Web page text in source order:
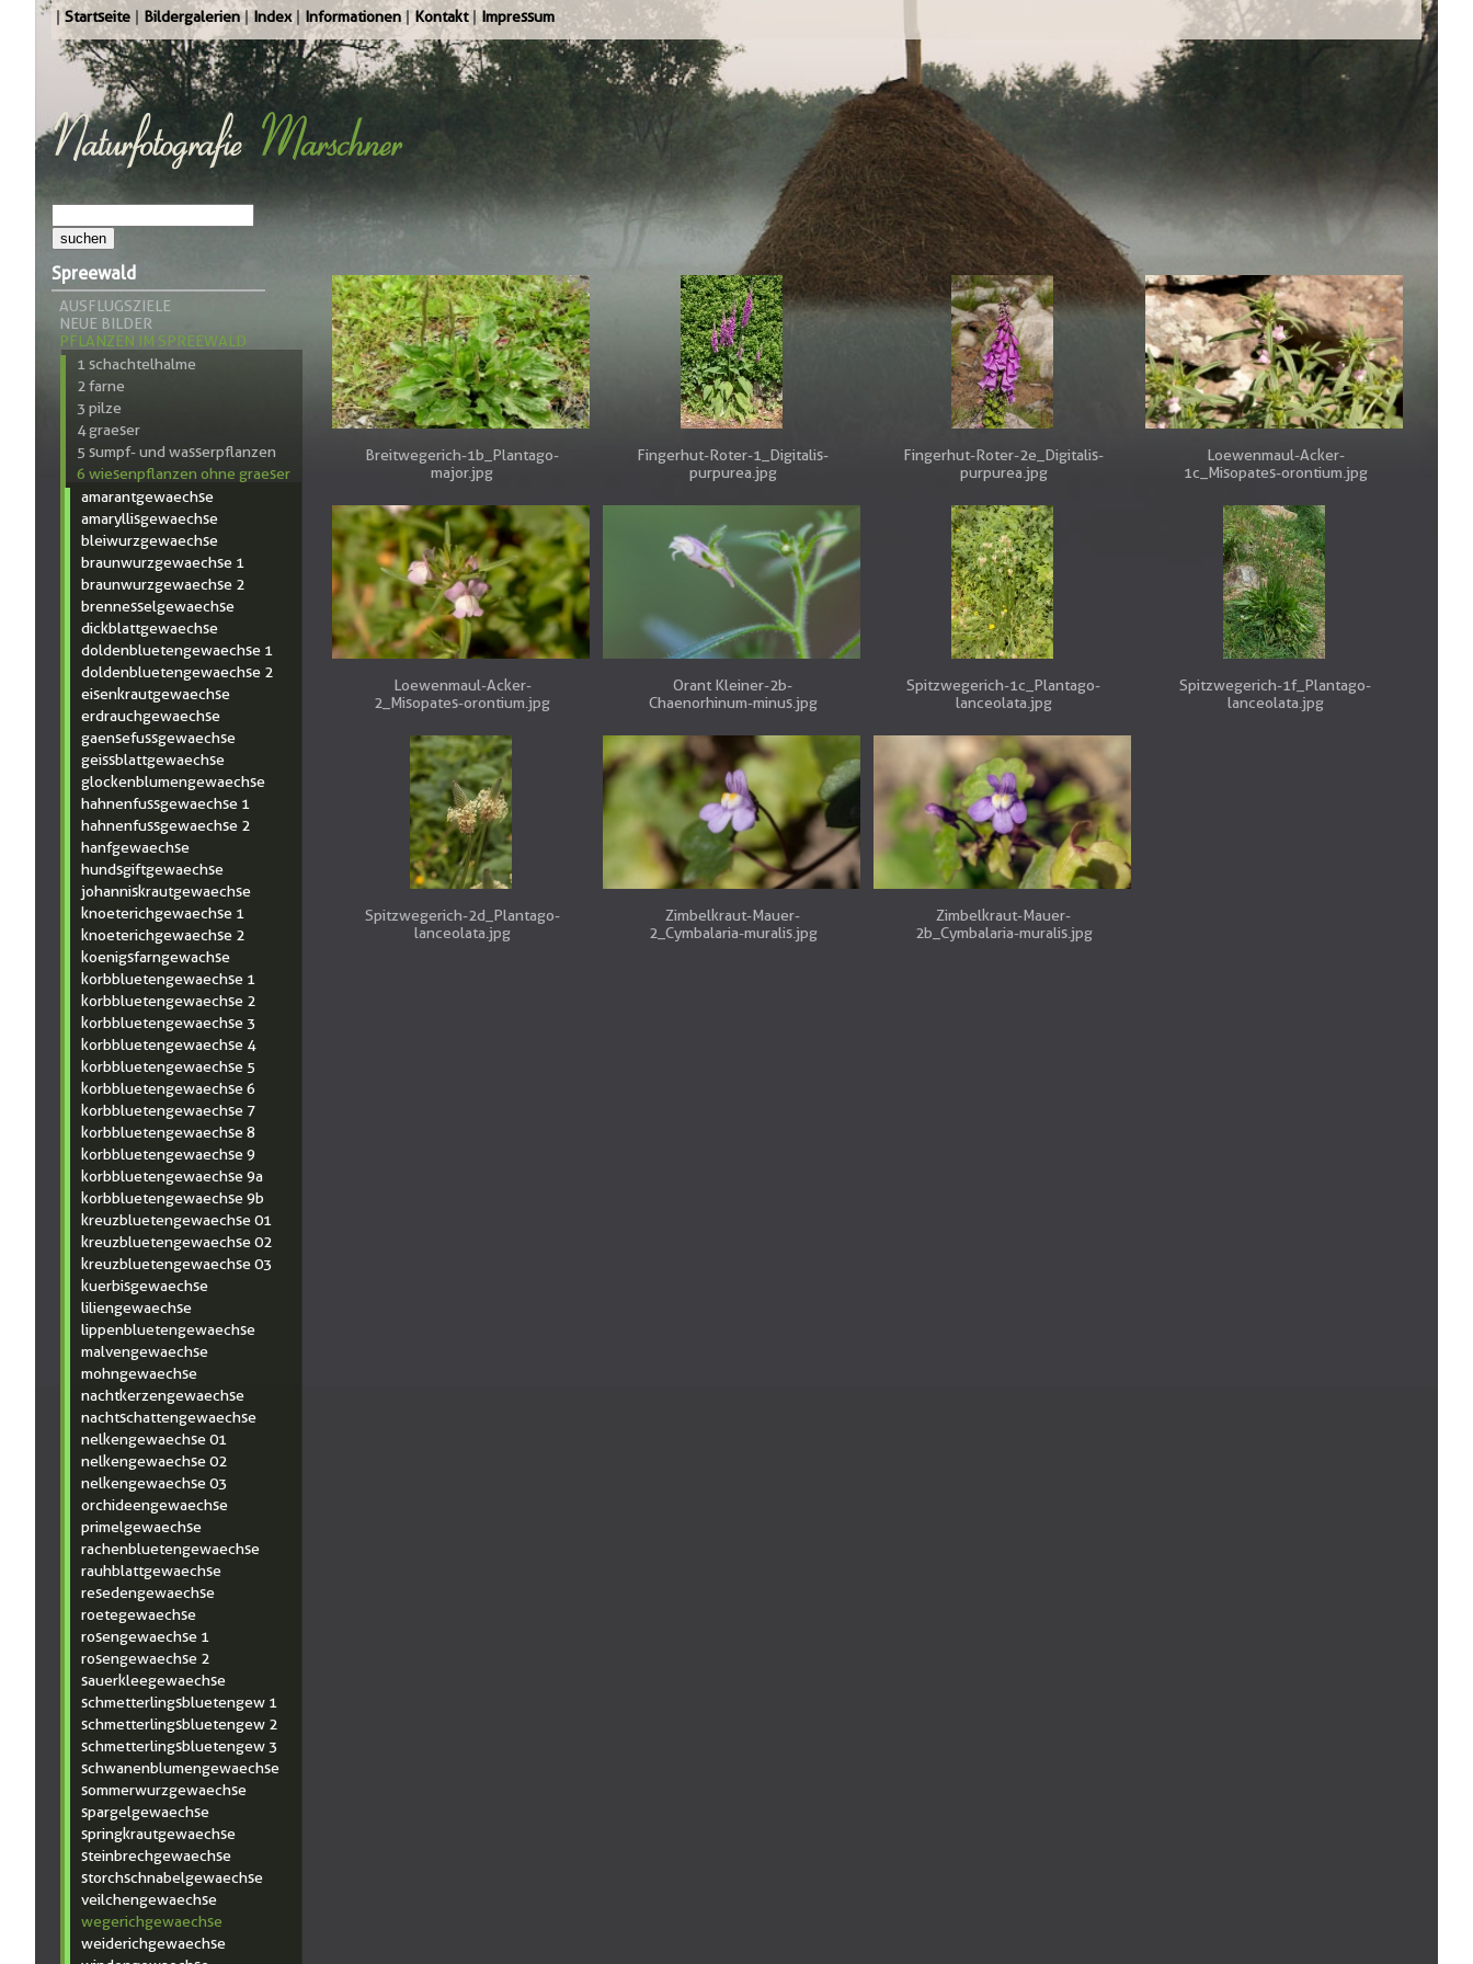
Startseite Bildergalerien Index Informationen Kontakt Impressum
Spreewald
AUSFLUGSZIELE
NEUE BILDER
PFLANZEN IM SPREEWALD
1 schachtelhalme
2 farne
3 pilze
4 graeser
5 sumpf- und wasserpflanzen
6 wiesenpflanzen ohne graeser
amarantgewaechse
amaryllisgewaechse
bleiwurzgewaechse
braunwurzgewaechse 1
braunwurzgewaechse 2
brennesselgewaechse
dickblattgewaechse
doldenbluetengewaechse 1
doldenbluetengewaechse 2
eisenkrautgewaechse
erdrauchgewaechse
gaensefussgewaechse
geissblattgewaechse
glockenblumengewaechse
hahnenfussgewaechse 1
hahnenfussgewaechse 2
hanfgewaechse
hundsgiftgewaechse
johanniskrautgewaechse
knoeterichgewaechse 1
knoeterichgewaechse 2
koenigsfarngewachse
korbbluetengewaechse 1
korbbluetengewaechse 2
korbbluetengewaechse 3
korbbluetengewaechse 4
korbbluetengewaechse 5
korbbluetengewaechse 6
korbbluetengewaechse 7
korbbluetengewaechse 8
korbbluetengewaechse 9
korbbluetengewaechse 9a
korbbluetengewaechse 9b
kreuzbluetengewaechse 01
kreuzbluetengewaechse 02
kreuzbluetengewaechse 03
kuerbisgewaechse
liliengewaechse
lippenbluetengewaechse
malvengewaechse
mohngewaechse
nachtkerzengewaechse
nachtschattengewaechse
nelkengewaechse 01
nelkengewaechse 02
nelkengewaechse 03
orchideengewaechse
primelgewaechse
rachenbluetengewaechse
rauhblattgewaechse
resedengewaechse
roetegewaechse
rosengewaechse 1
rosengewaechse 2
sauerkleegewaechse
schmetterlingsbluetengew 1
schmetterlingsbluetengew 2
schmetterlingsbluetengew 3
schwanenblumengewaechse
sommerwurzgewaechse
spargelgewaechse
springkrautgewaechse
steinbrechgewaechse
storchschnabelgewaechse
veilchengewaechse
wegerichgewaechse
weiderichgewaechse
Breitwegerich-1b_Plantago-
major.jpg
Fingerhut-Roter-1_Digitalis-
purpurea.jpg
Fingerhut-Roter-2e_Digitalis-
purpurea.jpg
Loewenmaul-Acker-
1c_Misopates-orontium.jpg
Loewenmaul-Acker-
2_Misopates-orontium.jpg
Orant Kleiner-2b-
Chaenorhinum-minus.jpg
Spitzwegerich-1c_Plantago-
lanceolata.jpg
Spitzwegerich-1f_Plantago-
lanceolata.jpg
Spitzwegerich-2d_Plantago-
lanceolata.jpg
Zimbelkraut-Mauer-
2_Cymbalaria-muralis.jpg
Zimbelkraut-Mauer-
2b_Cymbalaria-muralis.jpg